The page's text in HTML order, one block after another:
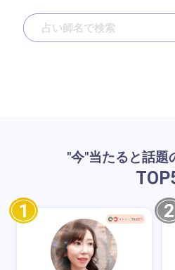
"今"当たると話題
TOP
1 2